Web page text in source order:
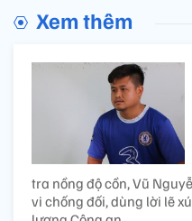
Xem thêm
tra nồng độ cồn, Vũ
vi chống đối, dùng lời lẽ